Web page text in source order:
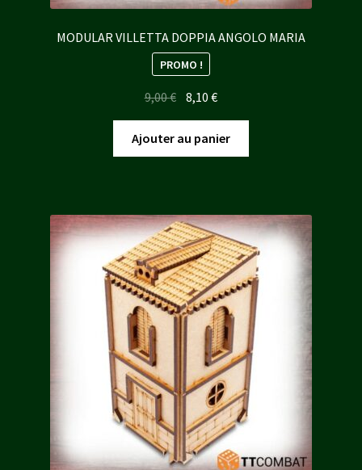
MODULAR VILLETTA DOPPIA ANGOLO MARIA
PROMO !
9,00€ Le
prix
initial
était :
8,10€Le
prix
actuel
est :
Ajouter au panier